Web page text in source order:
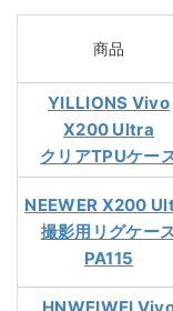
商品
YILLIONS Vivo
X200 Ultra
クリアTPUケー
NEEWER X200
撮影用リグケー
PA115